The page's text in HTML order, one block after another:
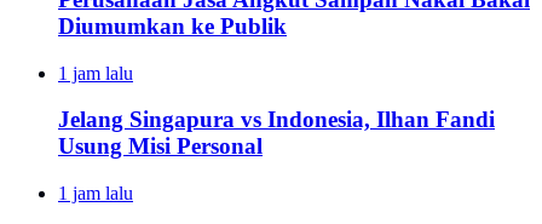
Diumumkan ke Publik
1 jam lalu
Jelang Singapura vs Indonesia, Ilhan Fandi
Usung Misi Personal
1 jam lalu